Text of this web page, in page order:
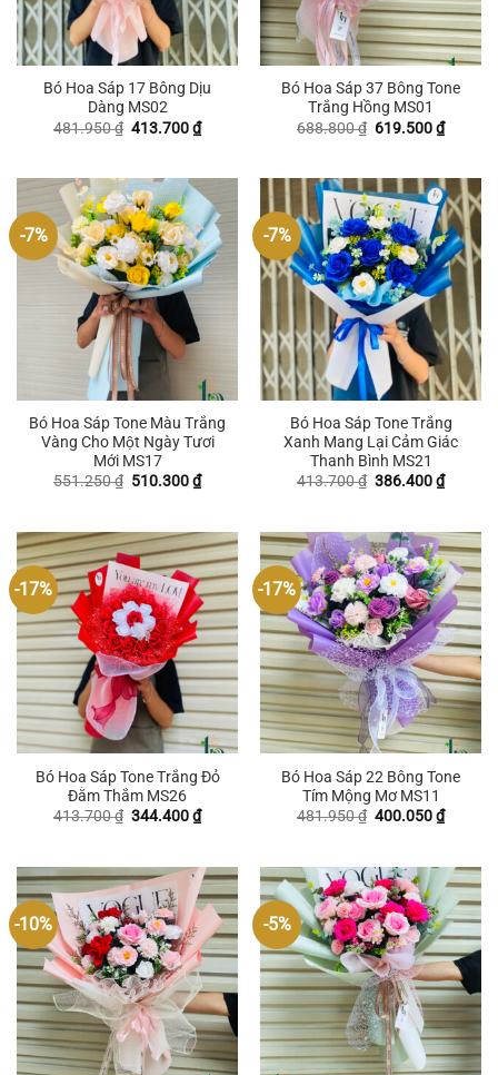
Bó Hoa Sáp 17 Bông Dịu
Dàng MS02
481.950₫ Giá
413.700₫Giá
hiện
Bó Hoa Sáp 37 Bông Tone
Trắng Hồng MS01
688.800₫ Giá
619.500₫Giá
hiện
-7%
Bó Hoa Sáp Tone Màu Trắng
Vàng Cho Một Ngày Tươi
Mới MS17
551.250₫ Giá
510.300₫Giá
hiện
510.300 ₫.
-7%
Bó Hoa Sáp Tone Trắng
Xanh Mang Lại Cảm Giác
Thanh Bình MS21
413.700₫ Giá
386.400₫Giá
hiện
-17%
Bó Hoa Sáp Tone Trắng Đỏ
Đằm Thắm MS26
413.700₫ Giá
344.400₫Giá
hiện
344.400 ₫.
-17%
Bó Hoa Sáp 22 Bông Tone
Tím Mộng Mơ MS11
481.950₫ Giá
400.050₫Giá
hiện
-10% -5%